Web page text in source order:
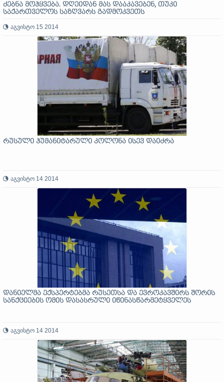
ძებნა მოჰყვება. დღეიდან მას დააკავებენ, თუკი
საქართველოს საზღვარს გადმოკვეთს
აგვისტო 15 2014
რუსული ჰუმანიტარული კოლონა ისევ დაიძრა
აგვისტო 14 2014
დანიელმა ექსპერტებმა რუსეთსა და ევროკავშირს შორის
სანქციების ომის დასასრული იწინასწარმეტყველეს
აგვისტო 14 2014